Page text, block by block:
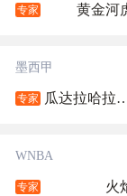
专家 黄金河
墨西甲
专家 瓜达拉哈
WNBA
专家 火